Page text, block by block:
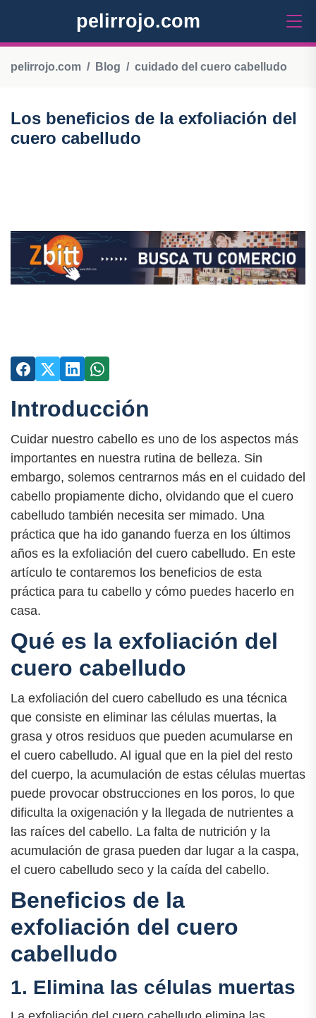
pelirrojo.com
pelirrojo.com Blog cuidado del cuero cabelludo
Los beneficios de la exfoliación del
cuero cabelludo
Introducción
Cuidar nuestro cabello es uno de los aspectos más
importantes en nuestra rutina de belleza. Sin
embargo, solemos centrarnos más en el cuidado del
cabello propiamente dicho, olvidando que el cuero
cabelludo también necesita ser mimado. Una
práctica que ha ido ganando fuerza en los últimos
años es la exfoliación del cuero cabelludo. En este
artículo te contaremos los beneficios de esta
práctica para tu cabello y cómo puedes hacerlo en
casa.
Qué es la exfoliación del
cuero cabelludo
La exfoliación del cuero cabelludo es una técnica
que consiste en eliminar las células muertas, la
grasa y otros residuos que pueden acumularse en
el cuero cabelludo. Al igual que en la piel del resto
del cuerpo, la acumulación de estas células muertas
puede provocar obstrucciones en los poros, lo que
dificulta la oxigenación y la llegada de nutrientes a
las raíces del cabello. La falta de nutrición y la
acumulación de grasa pueden dar lugar a la caspa,
el cuero cabelludo seco y la caída del cabello.
Beneficios de la
exfoliación del cuero
cabelludo
1. Elimina las células muertas